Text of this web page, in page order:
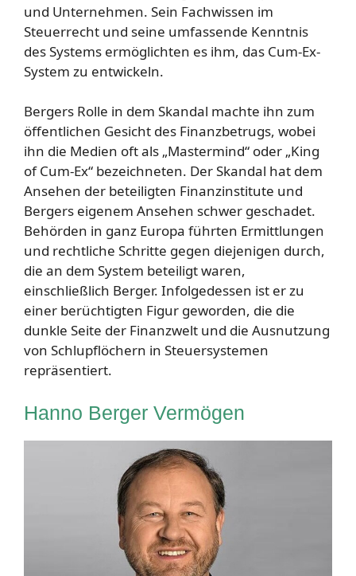
und Unternehmen. Sein Fachwissen im
Steuerrecht und seine umfassende Kenntnis
des Systems ermöglichten es ihm, das Cum-Ex-
System zu entwickeln.
Bergers Rolle in dem Skandal machte ihn zum
öffentlichen Gesicht des Finanzbetrugs, wobei
ihn die Medien oft als „Mastermind“ oder „King
of Cum-Ex“ bezeichneten. Der Skandal hat dem
Ansehen der beteiligten Finanzinstitute und
Bergers eigenem Ansehen schwer geschadet.
Behörden in ganz Europa führten Ermittlungen
und rechtliche Schritte gegen diejenigen durch,
die an dem System beteiligt waren,
einschließlich Berger. Infolgedessen ist er zu
einer berüchtigten Figur geworden, die die
dunkle Seite der Finanzwelt und die Ausnutzung
von Schlupflöchern in Steuersystemen
repräsentiert.
Hanno Berger Vermögen